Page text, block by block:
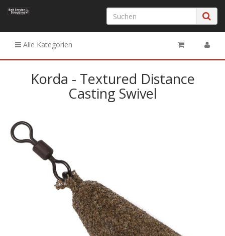
Alle Kategorien
Korda - Textured Distance
Casting Swivel